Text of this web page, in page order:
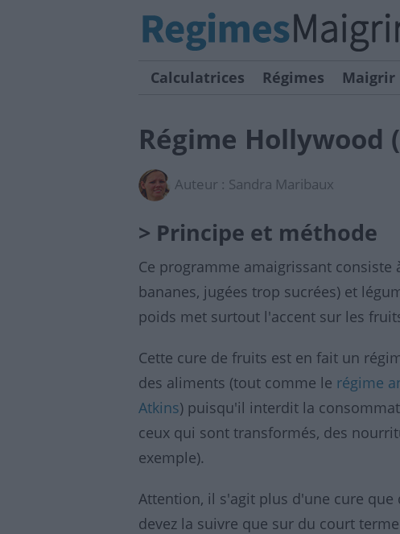
Calculatrices Régimes Maigrir
Régime Hollywood
Auteur : Sandra Maribaux
> Principe et méthode
Ce programme amaigrissant
bananes, jugées trop sucrées) et
poids met surtout l'accent sur les
Cette cure de fruits est en fait un
des aliments (tout comme le régime
Atkins) puisqu'il interdit la
ceux qui sont transformés, des
exemple).
Attention, il s'agit plus d'une cure
devez la suivre que sur du court